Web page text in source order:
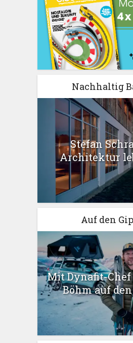
Nachhaltig
Stefan
Architektur
Auf den
Mit Dynafit-
Böhm auf